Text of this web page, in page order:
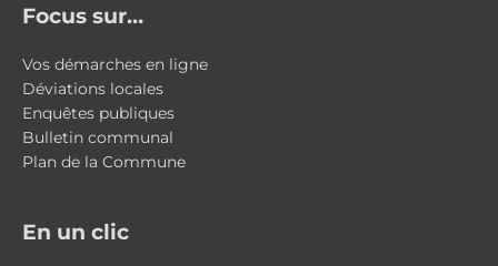
Focus sur…
Vos démarches en ligne
Déviations locales
Enquêtes publiques
Bulletin communal
Plan de la Commune
En un clic